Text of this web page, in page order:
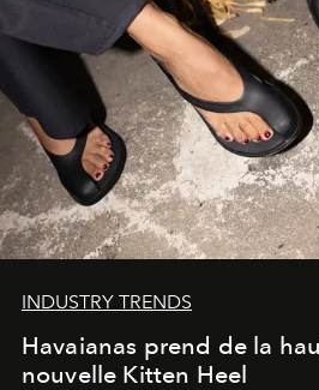
INDUSTRY TRENDS
Havaianas prend de la
nouvelle Kitten Heel